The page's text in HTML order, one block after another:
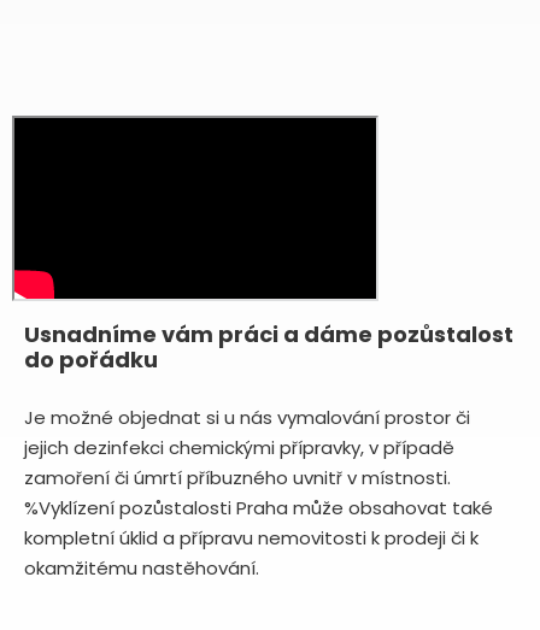
Usnadníme vám práci a dáme pozůstalost
do pořádku
Je možné objednat si u nás vymalování prostor či
jejich dezinfekci chemickými přípravky, v případě
zamoření či úmrtí příbuzného uvnitř v místnosti.
%Vyklízení pozůstalosti Praha může obsahovat také
kompletní úklid a přípravu nemovitosti k prodeji či k
okamžitému nastěhování.